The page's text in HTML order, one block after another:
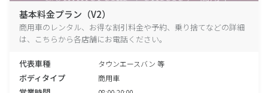
基本料金プラン（V2）
商用車のレンタル、お得な割引料金や予約、乗り捨てなどの詳細
は、こちらから各店舗にお電話ください。
代表車種 タウンエースバン 等
ボディタイプ 商用車